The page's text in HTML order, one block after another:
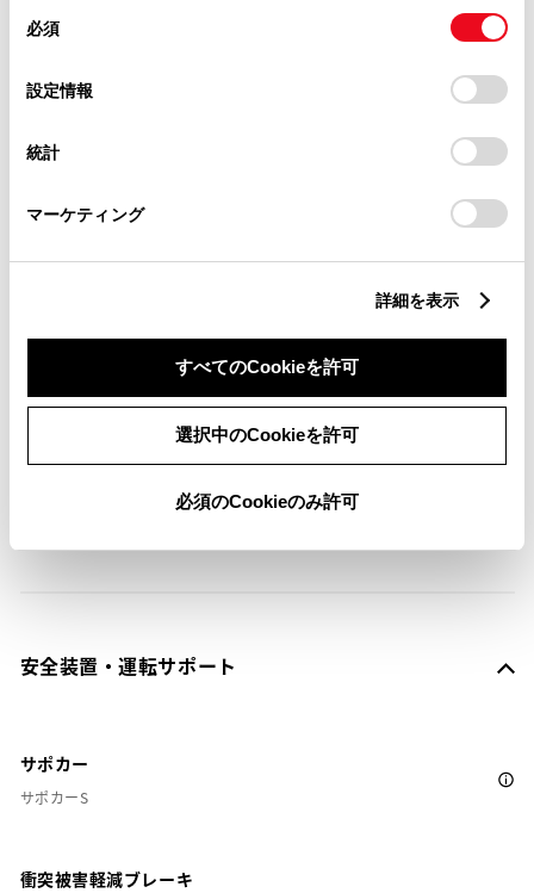
デバイスにすべてのCookie(クッキー)が保存されることに同
意したことになります。Cookie(クッキー)のオプトアウト、
設定の変更、同意を撤回したりするにあたっては、当社の
「Cookie（クッキー）情報の取り扱いについて
」をご覧くだ
必須
設定情報
統計
マーケティング
詳細を表示
すべてのCookieを許可
選択中のCookieを許可
必須のCookieのみ許可
パワーウィンドウ
リモコンスターター
※ セットアップ費用は別途申し受けます
安全装置・運転サポート
サポカー
サポカーS
衝突被害軽減ブレーキ